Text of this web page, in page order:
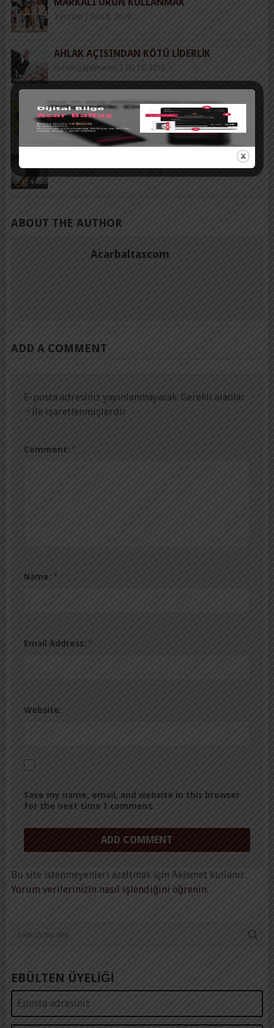
MARKALI ÜRÜN KULLANMAK
3 yorum Oca 8, 2020
AHLAK AÇISINDAN KÖTÜ LIDERLIK
Yorum yapılmamış Eki 19, 2016
YAPAY ZEKANIN İNSAN VE TOPLUM
PSIKOLOJISI ÜZERINDEKI YIKICI ETKISI
Yorum yapılmamış |Şub 25, 2026
ABOUT THE AUTHOR
Acarbaltascom
ADD A COMMENT
E-posta adresiniz yayınlanmayacak. Gerekli alanlar
* ile işaretlenmişlerdir
Comment: *
Name: *
Email Address: *
Website:
Save my name, email, and website in this browser
for the next time I comment.
Bu site istenmeyenleri azaltmak için Akismet kullanır.
Yorum verilerinizin nasıl işlendiğini öğrenin.
EBÜLTEN ÜYELİĞİ